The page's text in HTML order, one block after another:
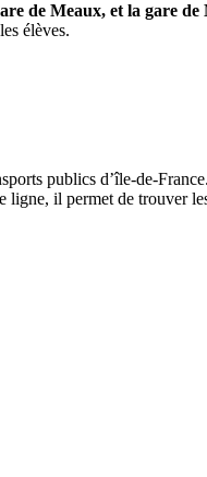
de Meaux, et la gare
élèves.
publics d’île-de-France.
il permet de trouver